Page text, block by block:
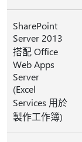
SharePoint
Server 2013
搭配 Office
Web Apps
Server
(Excel
Services 用於
製作工作簿)